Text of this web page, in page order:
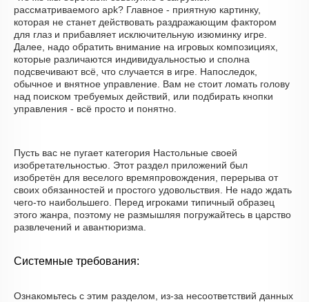
рассматриваемого apk? Главное - приятную картинку,
которая не станет действовать раздражающим фактором
для глаз и прибавляет исключительную изюминку игре.
Далее, надо обратить внимание на игровых композициях,
которые различаются индивидуальностью и сполна
подсвечивают всё, что случается в игре. Напоследок,
обычное и внятное управление. Вам не стоит ломать голову
над поиском требуемых действий, или подбирать кнопки
управления - всё просто и понятно.
Пусть вас не пугает категория Настольные своей
изобретательностью. Этот раздел приложений был
изобретён для веселого времяпровождения, перерыва от
своих обязанностей и простого удовольствия. Не надо ждать
чего-то наибольшего. Перед игроками типичный образец
этого жанра, поэтому не размышляя погружайтесь в царство
развлечений и авантюризма.
Системные требования:
Ознакомьтесь с этим разделом, из-за несоответствий данных